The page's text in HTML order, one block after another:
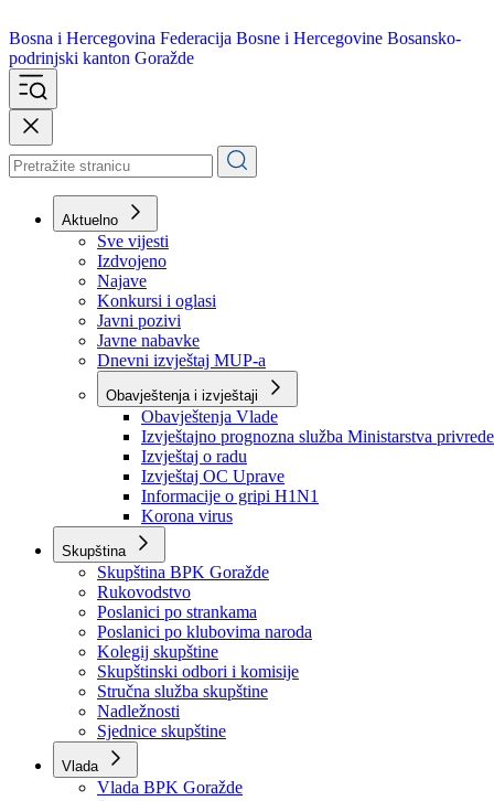
Bosna i Hercegovina
podrinjski kanton Goražde
Aktuelno
Sve vijesti
Izdvojeno
Najave
Konkursi i oglasi
Javni pozivi
Javne nabavke
Dnevni izvještaj MUP-a
Obavještenja i izvještaji
Obavještenja Vlade
Izvještajno prognozna služba Ministarstva privrede
Izvještaj o radu
Izvještaj OC Uprave
Informacije o gripi H1N1
Korona virus
Skupština
Skupština BPK Goražde
Rukovodstvo
Poslanici po strankama
Poslanici po klubovima naroda
Kolegij skupštine
Skupštinski odbori i komisije
Stručna služba skupštine
Nadležnosti
Sjednice skupštine